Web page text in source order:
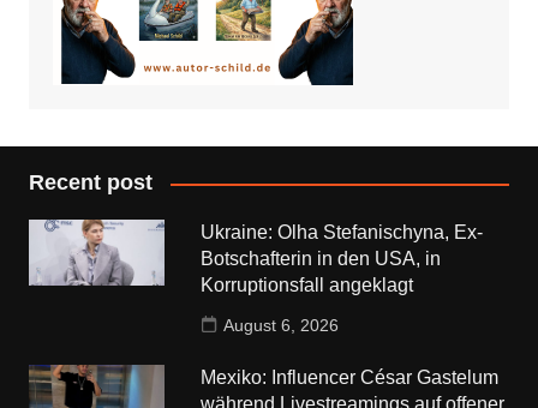
Recent post
Ukraine: Olha Stefanischyna, Ex-
Botschafterin in den USA, in
Korruptionsfall angeklagt
August 6, 2026
Mexiko: Influencer César Gastelum